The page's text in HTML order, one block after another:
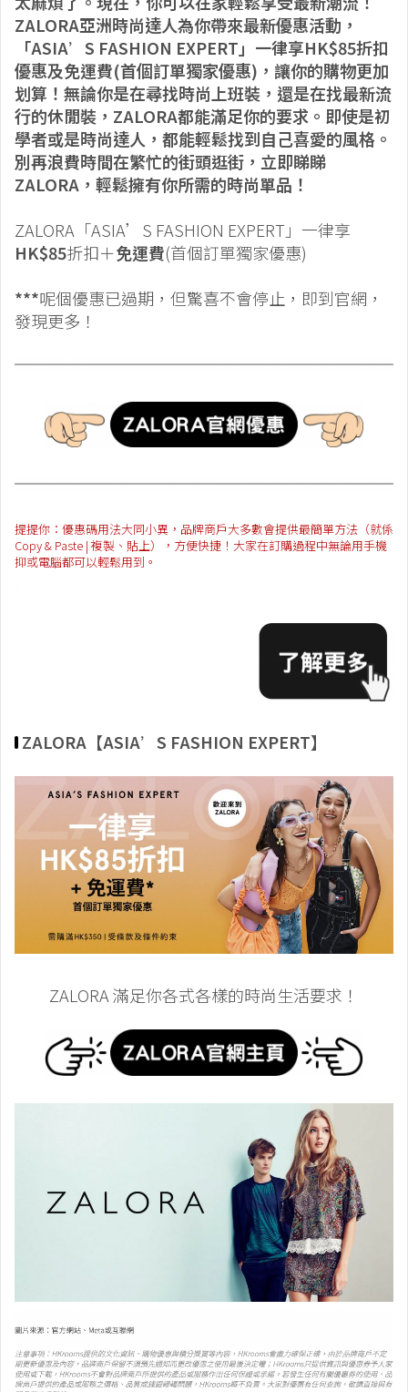
ZALORA亞洲時尚達人為你帶來最新優惠活動，
「ASIA’S FASHION EXPERT」一律享HK$85折扣
優惠及免運費(首個訂單獨家優惠)，讓你的購物更加
划算！無論你是在尋找時尚上班裝，還是在找最新流
行的休閒裝，ZALORA都能滿足你的要求。即使是初
學者或是時尚達人，都能輕鬆找到自己喜愛的風格。
別再浪費時間在繁忙的街頭逛街，立即睇睇
ZALORA，輕鬆擁有你所需的時尚單品！
ZALORA「ASIA’S FASHION EXPERT」一律享
HK$85折扣＋免運費(首個訂單獨家優惠)
***呢個優惠已過期，但驚喜不會停止，即到官網，
發現更多！
提提你：優惠碼用法大同小異，品牌商戶大多數會提供最簡單方法（就係
Copy & Paste | 複製、貼上），方便快捷！大家在訂購過程中無論用手機
抑或電腦都可以輕鬆用到。
ZALORA【ASIA’S FASHION EXPERT】
ZALORA 滿足你各式各樣的時尚生活要求！